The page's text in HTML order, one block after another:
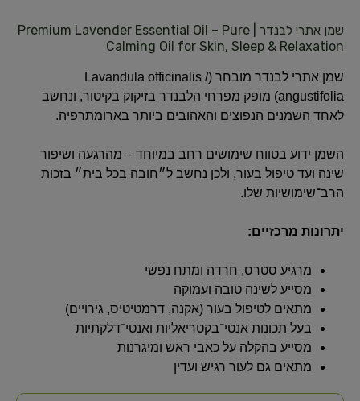
שמן אתרי לבנדר | Premium Lavender Essential Oil – Pure
Calming Oil for Skin, Sleep & Relaxation
שמן אתרי לבנדר מובחר (Lavandula officinalis /
angustifolia) מופק מפרחי הלבנדר בזיקוק בקיטור, ונחשב
לאחד השמנים הנפוצים והאהובים ביותר בארומתרפיה.
השמן ידוע בטווח שימושים רחב במיוחד – מהרגעה ושיפור
שינה ועד טיפול בעור, ולכן נחשב ל״חובה בכל בית״ בזכות
הרב־שימושיות שלו.
יתרונות מרכזיים:
מרגיע סטרס, חרדה ומתח נפשי
מסייע לשינה טובה ועמוקה
מתאים לטיפול בעור (אקנה, דרמטיטיס, גירויים)
בעל תכונות אנטי־בקטריאליות ואנטי־דלקתיות
מסייע בהקלה על כאבי ראש ומיגרנות
מתאים גם לעור רגיש ועדין